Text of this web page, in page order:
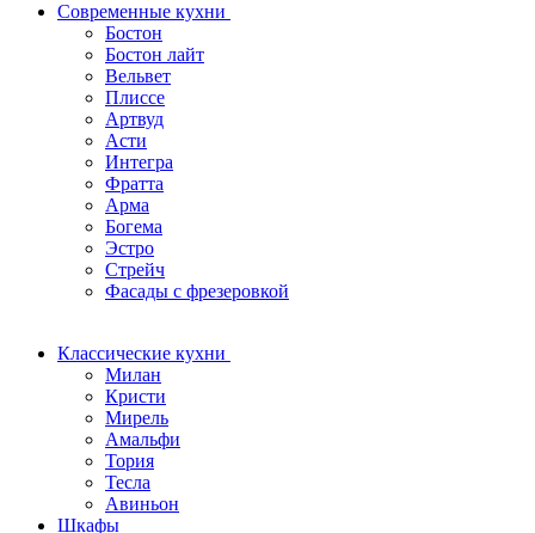
Современные кухни
Бостон
Бостон лайт
Вельвет
Плиссе
Артвуд
Асти
Интегра
Фратта
Арма
Богема
Эстро
Стрейч
Фасады с фрезеровкой
Классические кухни
Милан
Кристи
Мирель
Амальфи
Тория
Тесла
Авиньон
Шкафы